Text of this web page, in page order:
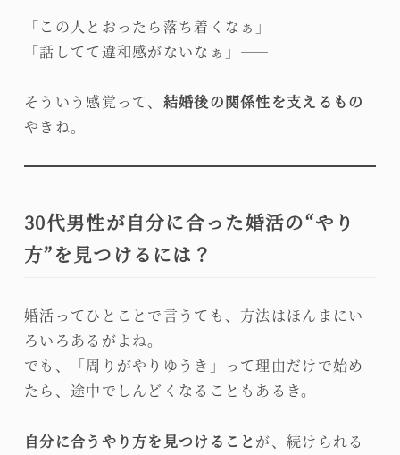
「この人とおったら落ち着くなぁ」
「話してて違和感がないなぁ」――
そういう感覚って、 結婚後の関係性を支えるもの
やきね。
30代男性が自分に合った婚活の“やり
方”を見つけるには？
婚活ってひとことで言うても、方法はほんまにい
ろいろあるがよね。
でも、「周りがやりゆうき」って理由だけで始め
たら、途中でしんどくなることもあるき。
自分に合うやり方を見つけることが、続けられる